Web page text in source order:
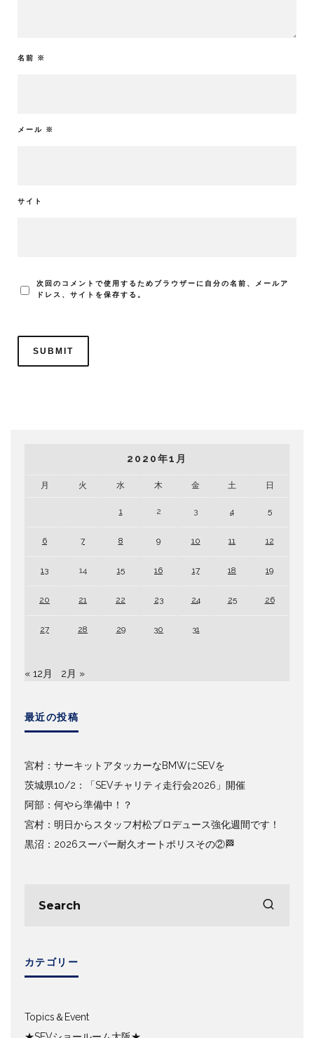
名前 ※
メール ※
サイト
次回のコメントで使用するためブラウザーに自分の名前、メールア
ドレス、サイトを保存する。
2020年1月
月 火 水 木 金 土 日
1 2 3 4 5
6 7 8 9 10 11 12
13 14 15 16 17 18 19
20 21 22 23 24 25 26
27 28 29 30 31
« 12月 2月 »
最近の投稿
宮村：サーキットアタッカーなBMWにSEVを
茨城県10/2：「SEVチャリティ走行会2026」開催
阿部：何やら準備中！？
宮村：明日からスタッフ村松プロデュース強化週間です！
黒沼：2026スーパー耐久オートポリスその②🏁
カテゴリー
Topics＆Event